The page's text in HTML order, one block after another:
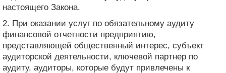
настоящего Закона.
2. При оказании услуг по обязательному аудиту
финансовой отчетности предприятию,
представляющей общественный интерес, субъект
аудиторской деятельности, ключевой партнер по
аудиту, аудиторы, которые будут привлечены к